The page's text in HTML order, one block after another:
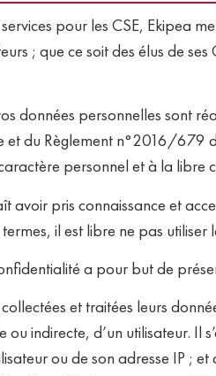
pour les CSE, Ekipea
; que ce soit des élus de
données personnelles sont
du Règlement n°2016/679
personnel et à la libre
avoir pris connaissance et
il est libre ne pas
a pour but de
et traitées leurs
ou indirecte, d’un utilisateur.
ou de son adresse IP ;